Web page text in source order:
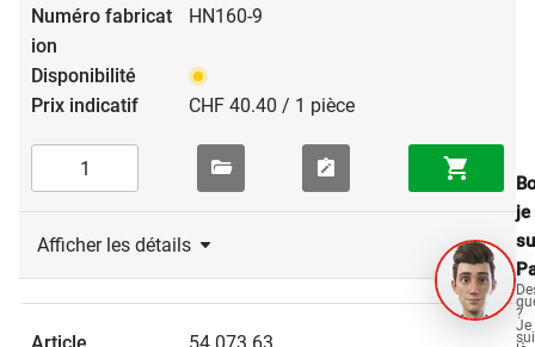
HN160-9
CHF 40.40 / 1 pièce
Afficher les détails
je
?
Je